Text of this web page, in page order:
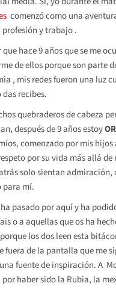
comenzó como una
y trabajo .
hace 9 años que se me
de ellos porque son parte
, mis redes fueron una luz
recibes.
quebraderos de cabeza
después de 9 años estoy
comenzado por mis
por su vida más allá
solo sientan
para mí.
pasado por aquí y ha
o a aquellas que os ha
los dos leen esta
fuera de la pantalla que me
fuente de inspiración. A
haber sido la Rubia, la